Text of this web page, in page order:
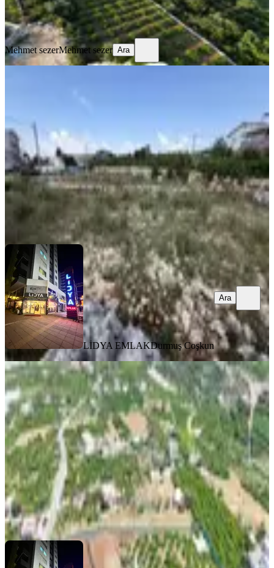
Mehmet sezerMehmet sezer
Ara
Mehmet sezerMehmet sezer Ara
1.450.000 ₺
LİDYA EMLAK Durmuş Coşkun
LİDYA EMLAKDurmuş Coşkun
Ara
Deniz Manzaralı Satılık Arsa
Erdemli, Kösbucağı Mahallesi
6800 m²·3.529/m² 02.07.2026
24.000.000 ₺
LİDYA EMLAKDurmuş Coşkun
Ara